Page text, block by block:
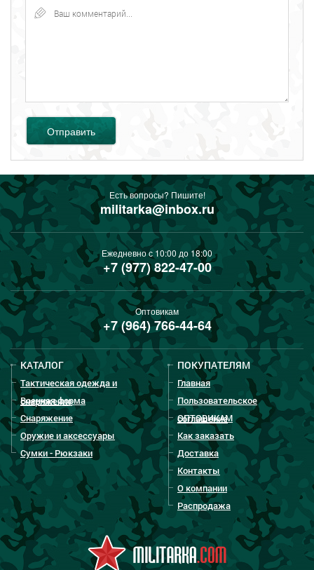
Отправить
Есть вопросы? Пишите!
militarka@inbox.ru
Ежедневно с 10:00 до 18:00
+7 (977) 822-47-00
Оптовикам
+7 (964) 766-44-64
КАТАЛОГ
Тактическая одежда и
снаряжение
Военная форма
Снаряжение
Оружие и аксессуары
Сумки - Рюкзаки
ПОКУПАТЕЛЯМ
Главная
Пользовательское
соглашение
ОПТОВИКАМ
Как заказать
Доставка
Контакты
О компании
Распродажа